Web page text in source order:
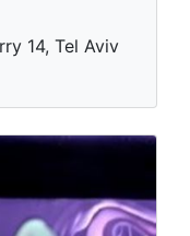
14, Tel Aviv